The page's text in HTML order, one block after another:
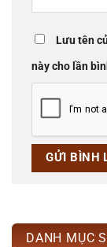
Lưu tên
này cho lần
DANH MỤC